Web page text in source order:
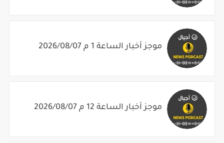
موجز أخبار الساعة 1 م 2026/08/07
موجز أخبار الساعة 12 م 2026/08/07